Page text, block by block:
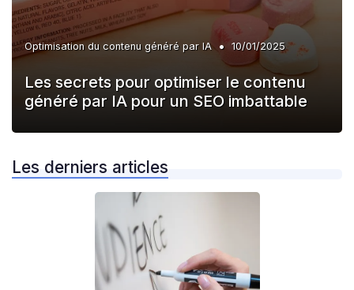
Optimisation du contenu généré par IA • 10/01/2025
Les secrets pour optimiser le contenu
généré par IA pour un SEO imbattable
Les derniers articles